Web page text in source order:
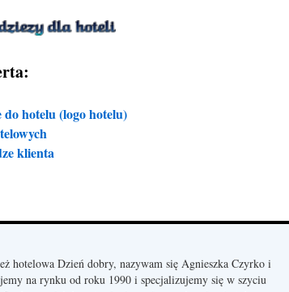
hotelu (logo hotelu)
klienta
hotelowa Dzień dobry, nazywam się Agnieszka Czyrko i
na rynku od roku 1990 i specjalizujemy się w szyciu